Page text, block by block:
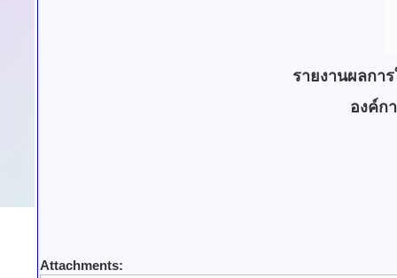
รายงานผลกา
องค์ก
Attachments: